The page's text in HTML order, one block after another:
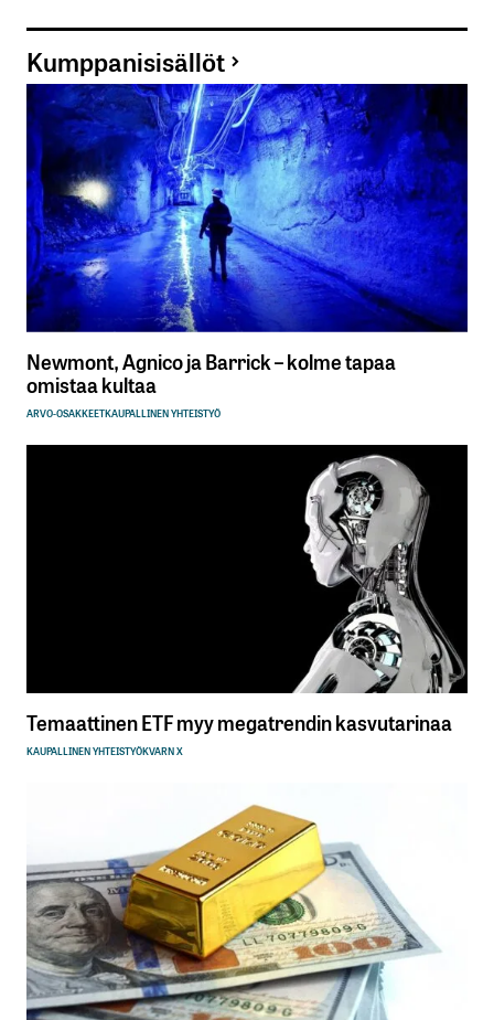
Kumppanisisällöt
Newmont, Agnico ja Barrick – kolme tapaa
omistaa kultaa
ARVO-OSAKKEETKAUPALLINEN YHTEISTYÖ
Temaattinen ETF myy megatrendin kasvutarinaa
KAUPALLINEN YHTEISTYÖKVARN X